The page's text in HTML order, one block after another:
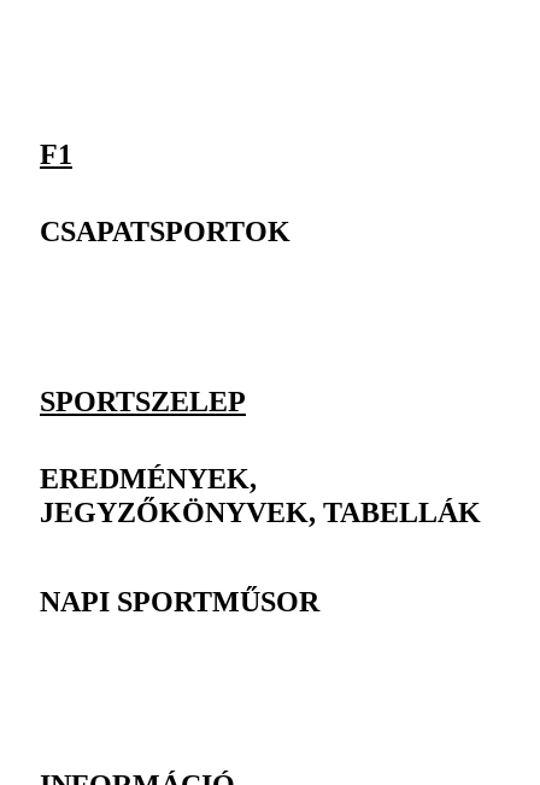
F1
CSAPATSPORTOK
SPORTSZELEP
EREDMÉNYEK,
JEGYZŐKÖNYVEK, TABELLÁK
NAPI SPORTMŰSOR